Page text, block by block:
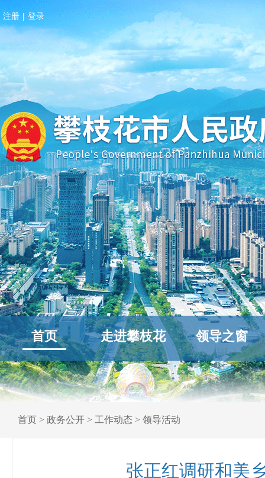
注册 | 登录
首页 走进攀枝花 领导之窗
首页 > 政务公开 > 工作动态 > 领导活动
张正红调研和美